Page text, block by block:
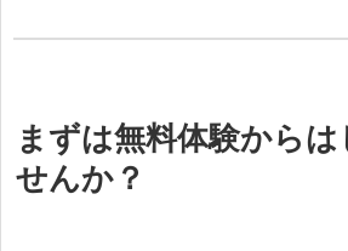
まずは無料体験からは
せんか？